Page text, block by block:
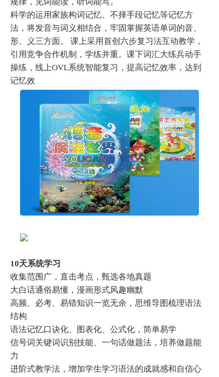
科学的运用家族构词记忆、不择手段记忆等记忆方
法，将发音与词义相结合，牢固掌握英语单词的音、
形、义三方面。 课上采用首创六步复习法互动教学，
引用竞争合作机制，学练并重。课下词汇大练兵动手
操练，线上OVL系统智能复习，提高记忆效率，达到
记忆效
10天系统学习
收集范围广，直击考点，甄选各地真题
大白话通俗易懂，漫画形式风趣幽默
高频、必考、易错知识一览无余，思维导图梳理语法
结构
语法记忆口诀化、图表化、公式化，简单易学
信号词关键词识别技能、一句话做题法，培养做题能
力
进阶式教学法，增加学生学习语法的成就感和自信心